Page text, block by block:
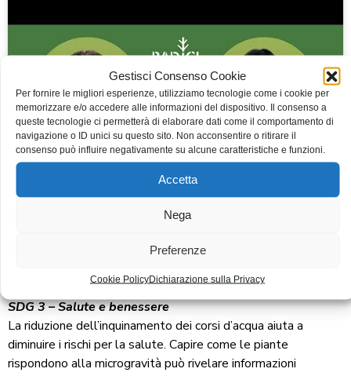
Gestisci Consenso Cookie
Per fornire le migliori esperienze, utilizziamo tecnologie come i cookie per
memorizzare e/o accedere alle informazioni del dispositivo. Il consenso a
queste tecnologie ci permetterà di elaborare dati come il comportamento di
navigazione o ID unici su questo sito. Non acconsentire o ritirare il
consenso può influire negativamente su alcune caratteristiche e funzioni.
Accetta
Nega
Preferenze
Cookie PolicyDichiarazione sulla Privacy
Fai clic per accettare i cookie marketing e
abilitare questo contenuto
quali tra i 17 Goal dell’Agenda 2030 sono
stati affrontatidurante la serata:
SDG 3 – Salute e benessere
La riduzione dell’inquinamento dei corsi d’acqua aiuta a
diminuire i rischi per la salute. Capire come le piante
rispondono alla microgravità può rivelare informazioni